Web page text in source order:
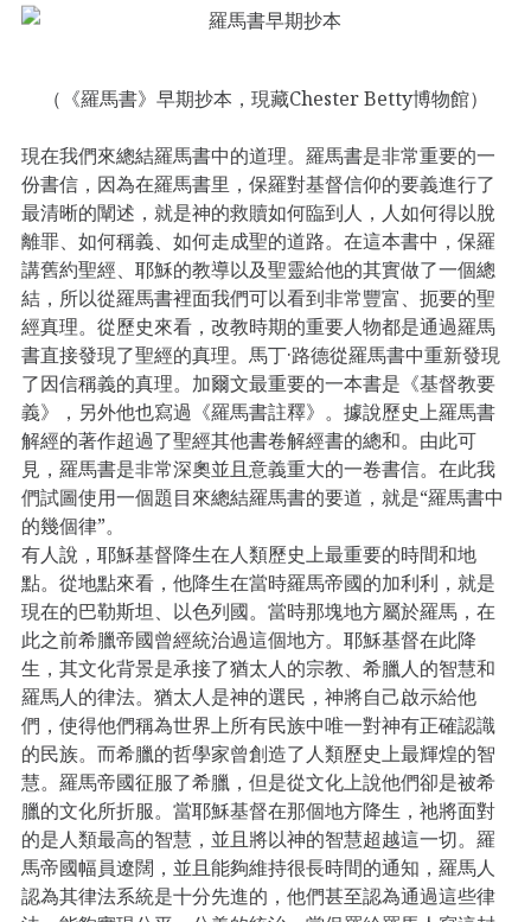
（《羅馬書》早期抄本，現藏Chester Betty博物館）
現在我們來總結羅馬書中的道理。羅馬書是非常重要的一
份書信，因為在羅馬書里，保羅對基督信仰的要義進行了
最清晰的闡述，就是神的救贖如何臨到人，人如何得以脫
離罪、如何稱義、如何走成聖的道路。在這本書中，保羅
講舊約聖經、耶穌的教導以及聖靈給他的其實做了一個總
結，所以從羅馬書裡面我們可以看到非常豐富、扼要的聖
經真理。從歷史來看，改教時期的重要人物都是通過羅馬
書直接發現了聖經的真理。馬丁·路德從羅馬書中重新發現
了因信稱義的真理。加爾文最重要的一本書是《基督教要
義》，另外他也寫過《羅馬書註釋》。據說歷史上羅馬書
解經的著作超過了聖經其他書卷解經書的總和。由此可
見，羅馬書是非常深奧並且意義重大的一卷書信。在此我
們試圖使用一個題目來總結羅馬書的要道，就是“羅馬書中
的幾個律”。
有人說，耶穌基督降生在人類歷史上最重要的時間和地
點。從地點來看，他降生在當時羅馬帝國的加利利，就是
現在的巴勒斯坦、以色列國。當時那塊地方屬於羅馬，在
此之前希臘帝國曾經統治過這個地方。耶穌基督在此降
生，其文化背景是承接了猶太人的宗教、希臘人的智慧和
羅馬人的律法。猶太人是神的選民，神將自己啟示給他
們，使得他們稱為世界上所有民族中唯一對神有正確認識
的民族。而希臘的哲學家曾創造了人類歷史上最輝煌的智
慧。羅馬帝國征服了希臘，但是從文化上說他們卻是被希
臘的文化所折服。當耶穌基督在那個地方降生，祂將面對
的是人類最高的智慧，並且將以神的智慧超越這一切。羅
馬帝國幅員遼闊，並且能夠維持很長時間的通知，羅馬人
認為其律法系統是十分先進的，他們甚至認為通過這些律